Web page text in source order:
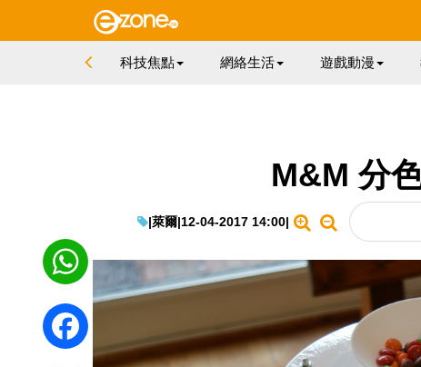
科技焦點 網絡生活 遊戲動漫
M&M 分
|萊爾|12-04-2017 14:00|
WhatsApp